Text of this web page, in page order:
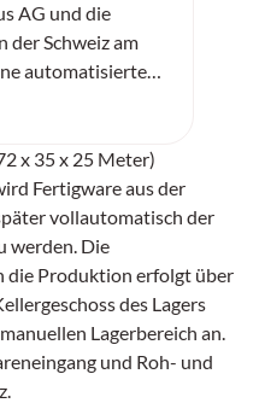
AG und die
der Schweiz am
automatisierte
realisiert.
x 35 x 25 Meter)
Fertigware aus der
vollautomatisch der
werden. Die
die Produktion erfolgt über
des Lagers
Lagerbereich an.
und Roh- und